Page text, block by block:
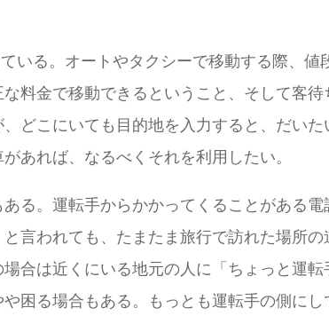
いる。オートやタクシーで移動する際、
料金で移動できるということ、そして客
どこにいても目的地を入力すると、だい
あれば、なるべくそれを利用したい。
る。運転手からかかってくることがある
言われても、たまたま旅行で訪れた場所
合は近くにいる地元の人に「ちょっと運
困る場合もある。もっとも運転手の側に